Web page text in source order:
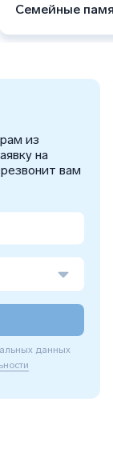
Семейные
из
на
вам
данных